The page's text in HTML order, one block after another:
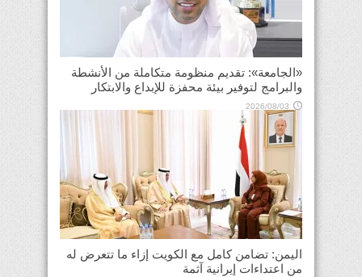
«الجامعة»: تقديم منظومة متكاملة من الأنشطة
والبرامج لتوفير بيئة محفزة للإبداع والابتكار
2026/08/03
اليمن: تضامن كامل مع الكويت إزاء ما تتعرض له
من اعتداءات إيرانية آثمة